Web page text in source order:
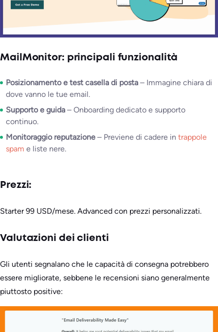
MailMonitor: principali funzionalità
Posizionamento e test casella di posta – Immagine chiara di
dove vanno le tue email.
Supporto e guida – Onboarding dedicato e supporto
continuo.
Monitoraggio reputazione – Previene di cadere in trappole
spam e liste nere.
Prezzi:
Starter 99 USD/mese. Advanced con prezzi personalizzati.
Valutazioni dei clienti
Gli utenti segnalano che le capacità di consegna potrebbero
essere migliorate, sebbene le recensioni siano generalmente
piuttosto positive: